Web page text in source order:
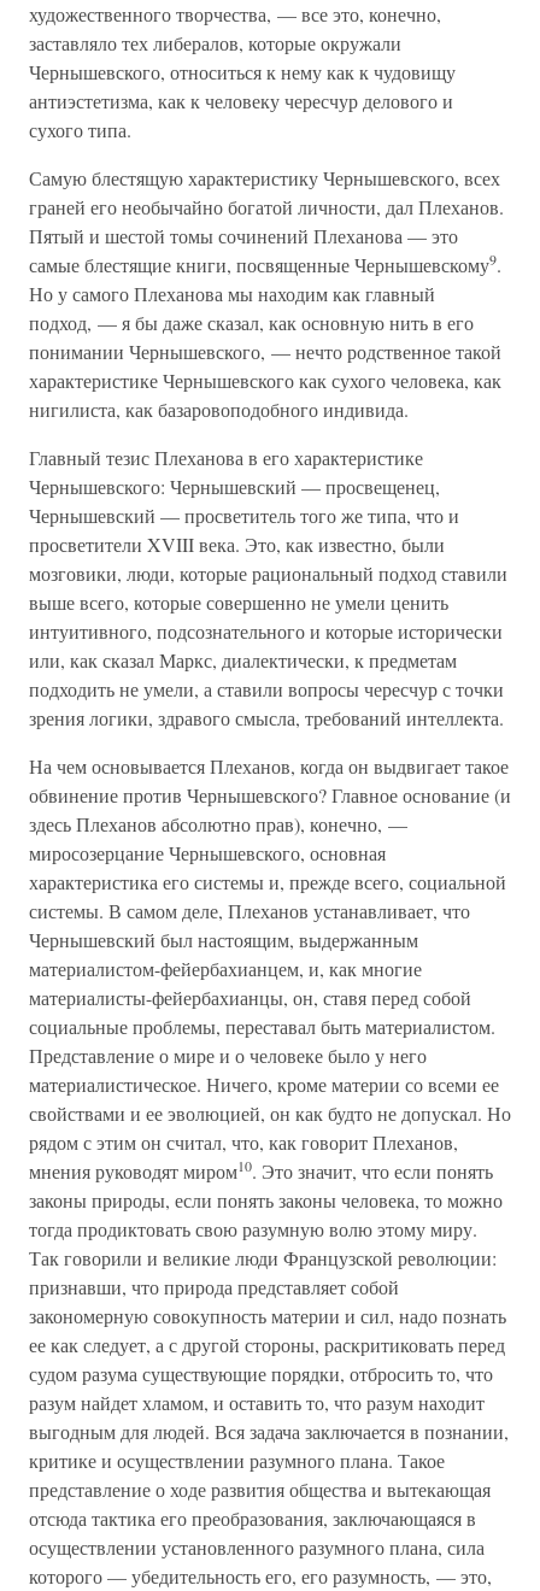
художественного творчества, — все это, конечно,
заставляло тех либералов, которые окружали
Чернышевского, относиться к нему как к чудовищу
антиэстетизма, как к человеку чересчур делового и
сухого типа.
Самую блестящую характеристику Чернышевского, всех
граней его необычайно богатой личности, дал Плеханов.
Пятый и шестой томы сочинений Плеханова — это
самые блестящие книги, посвященные Чернышевскому9.
Но у самого Плеханова мы находим как главный
подход, — я бы даже сказал, как основную нить в его
понимании Чернышевского, — нечто родственное такой
характеристике Чернышевского как сухого человека, как
нигилиста, как базаровоподобного индивида.
Главный тезис Плеханова в его характеристике
Чернышевского: Чернышевский — просвещенец,
Чернышевский — просветитель того же типа, что и
просветители XVIII века. Это, как известно, были
мозговики, люди, которые рациональный подход ставили
выше всего, которые совершенно не умели ценить
интуитивного, подсознательного и которые исторически
или, как сказал Маркс, диалектически, к предметам
подходить не умели, а ставили вопросы чересчур с точки
зрения логики, здравого смысла, требований интеллекта.
На чем основывается Плеханов, когда он выдвигает такое
обвинение против Чернышевского? Главное основание (и
здесь Плеханов абсолютно прав), конечно, —
миросозерцание Чернышевского, основная
характеристика его системы и, прежде всего, социальной
системы. В самом деле, Плеханов устанавливает, что
Чернышевский был настоящим, выдержанным
материалистом-фейербахианцем, и, как многие
материалисты-фейербахианцы, он, ставя перед собой
социальные проблемы, переставал быть материалистом.
Представление о мире и о человеке было у него
материалистическое. Ничего, кроме материи со всеми ее
свойствами и ее эволюцией, он как будто не допускал. Но
рядом с этим он считал, что, как говорит Плеханов,
мнения руководят миром10. Это значит, что если понять
законы природы, если понять законы человека, то можно
тогда продиктовать свою разумную волю этому миру.
Так говорили и великие люди Французской революции:
признавши, что природа представляет собой
закономерную совокупность материи и сил, надо познать
ее как следует, а с другой стороны, раскритиковать перед
судом разума существующие порядки, отбросить то, что
разум найдет хламом, и оставить то, что разум находит
выгодным для людей. Вся задача заключается в познании,
критике и осуществлении разумного плана. Такое
представление о ходе развития общества и вытекающая
отсюда тактика его преобразования, заключающаяся в
осуществлении установленного разумного плана, сила
которого — убедительность его, его разумность, — это,